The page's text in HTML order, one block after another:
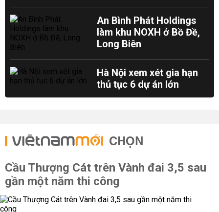
An Bình Phát Holdings
làm khu NOXH ở Bồ Đề,
Long Biên
Hà Nội xem xét gia hạn
thủ tục 6 dự án lớn
CHỌN
Cầu Thượng Cát trên Vành đai 3,5 sau
gần một năm thi công